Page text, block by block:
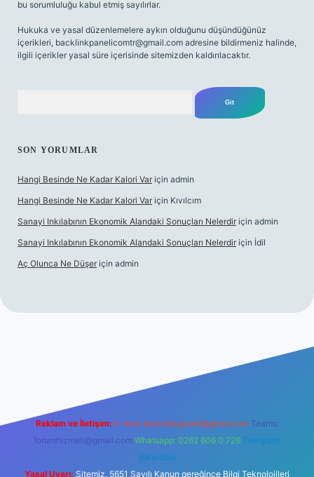
bu sorumluluğu kabul etmiş sayılırlar.
Hukuka ve yasal düzenlemelere aykırı olduğunu düşündüğünüz
içerikleri, backlinkpanelicomtr@gmail.com adresine bildirmeniz halinde,
ilgili içerikler yasal süre içerisinde sitemizden kaldırılacaktır.
SON YORUMLAR
Hangi Besinde Ne Kadar Kalori Var için admin
Hangi Besinde Ne Kadar Kalori Var için Kıvılcım
Sanayi Inkılabının Ekonomik Alandaki Sonuçları Nelerdir için admin
Sanayi Inkılabının Ekonomik Alandaki Sonuçları Nelerdir için İdil
Aç Olunca Ne Düşer için admin
Reklam ve İletişim: E-mail: backlinkpaneli@gmail.com Teams:
forumhizmeti@gmail.com Whatsapp: 0262 606 0 726 Telegram:
@karabul
Yasal Uyarı: Sitemiz, 5651 Sayılı Kanun gereğince Bilgi Teknolojileri